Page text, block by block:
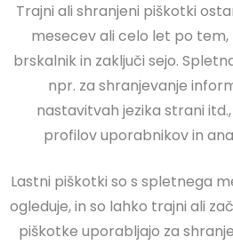
Trajni ali shranjeni piškotki
mesecev ali celo let po
brskalnik in zaključi sejo.
npr. za shranjevanje
nastavitvah jezika strani
profilov uporabnikov in
Lastni piškotki so s spletnega
ogleduje, in so lahko trajni ali
piškotke uporabljajo za